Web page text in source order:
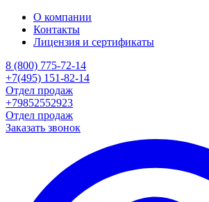
О компании
Контакты
Лицензия и сертификаты
8 (800) 775-72-14
+7(495) 151-82-14
Отдел продаж
+79852552923
Отдел продаж
Заказать звонок